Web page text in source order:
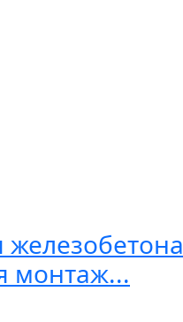
железобетона
монтаж...